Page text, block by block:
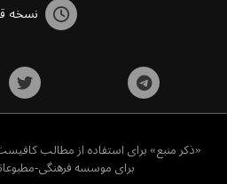
نسخه
«ذکر منبع» برای استفاده از مطالب
برای موسسه فرهنگی-